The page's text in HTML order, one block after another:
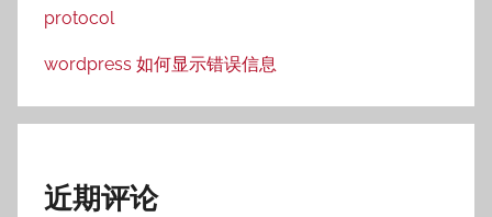
protocol
wordpress 如何显示错误信息
近期评论